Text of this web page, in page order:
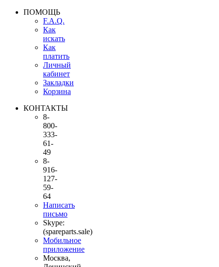
ПОМОЩЬ
F.A.Q.
Как
искать
Как
платить
Личный
кабинет
Закладки
Корзина
КОНТАКТЫ
8-
800-
333-
61-
49
8-
916-
127-
59-
64
Написать
письмо
Skype:
(spareparts.sale)
Мобильное
приложение
Москва,